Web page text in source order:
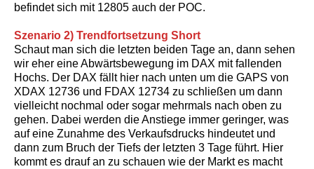
befindet sich mit 12805 auch der POC.
Szenario 2) Trendfortsetzung Short
Schaut man sich die letzten beiden Tage an, dann sehen
wir eher eine Abwärtsbewegung im DAX mit fallenden
Hochs. Der DAX fällt hier nach unten um die GAPS von
XDAX 12736 und FDAX 12734 zu schließen um dann
vielleicht nochmal oder sogar mehrmals nach oben zu
gehen. Dabei werden die Anstiege immer geringer, was
auf eine Zunahme des Verkaufsdrucks hindeutet und
dann zum Bruch der Tiefs der letzten 3 Tage führt. Hier
kommt es drauf an zu schauen wie der Markt es macht